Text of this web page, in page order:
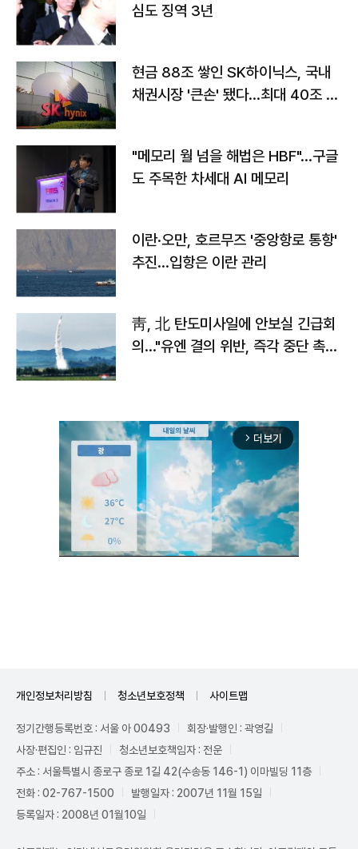
심도 징역 3년
현금 88조 쌓인 SK하이닉스, 국내
채권시장 '큰손' 됐다…최대 40조 투
"메모리 월 넘을 해법은 HBF"…구글
도 주목한 차세대 AI 메모리
이란·오만, 호르무즈 '중앙항로 통항'
추진…입항은 이란 관리
靑, 北 탄도미사일에 안보실 긴급회
의…"유엔 결의 위반, 즉각 중단 촉
arrow_forward_ios 더보기
개인정보처리방침 청소년보호정책 사이트맵
정기간행등록번호 : 서울 아 00493
회장·발행인 : 곽영길
사장·편집인 : 임규진
청소년보호책임자 : 전운
주소 : 서울특별시 종로구 종로 1길 42(수송동 146-1) 이마빌딩 11층
전화 : 02-767-1500
발행일자 : 2007년 11월 15일
등록일자 : 2008년 01월10일